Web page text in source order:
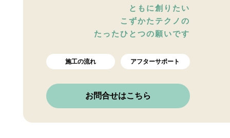
ともに創りたい
こずかたテクノの
たったひとつの願いです
施工の流れ アフターサポート
お問合せはこちら